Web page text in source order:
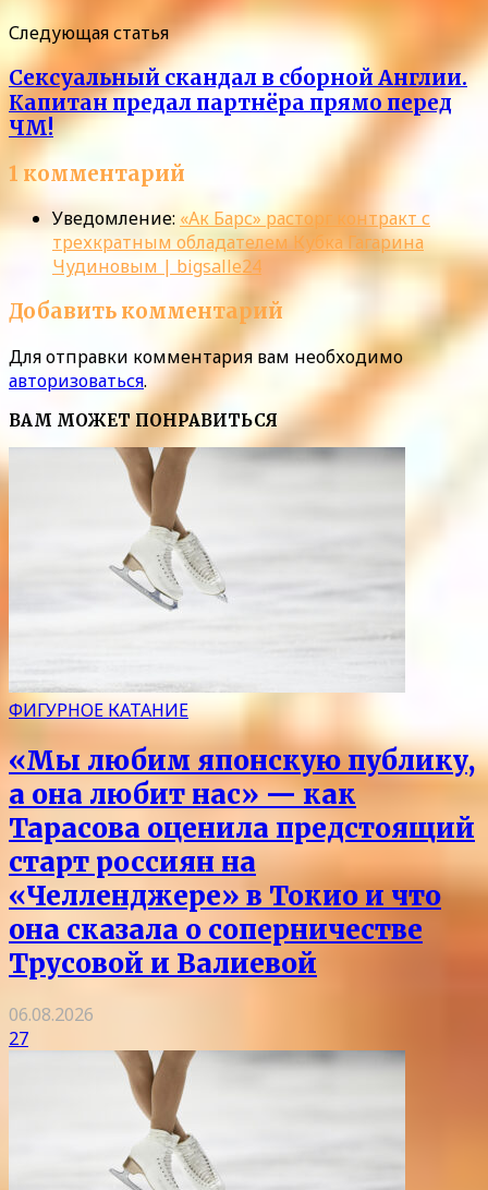
Следующая статья
Сексуальный скандал в сборной Англии.
Капитан предал партнёра прямо перед
ЧМ!
1 комментарий
Уведомление: «Ак Барс» расторг контракт с
трехкратным обладателем Кубка Гагарина
Чудиновым | bigsalle24
Добавить комментарий
Для отправки комментария вам необходимо
авторизоваться.
ВАМ МОЖЕТ ПОНРАВИТЬСЯ
ФИГУРНОЕ КАТАНИЕ
«Мы любим японскую публику,
а она любит нас» — как
Тарасова оценила предстоящий
старт россиян на
«Челленджере» в Токио и что
она сказала о соперничестве
Трусовой и Валиевой
06.08.2026
27